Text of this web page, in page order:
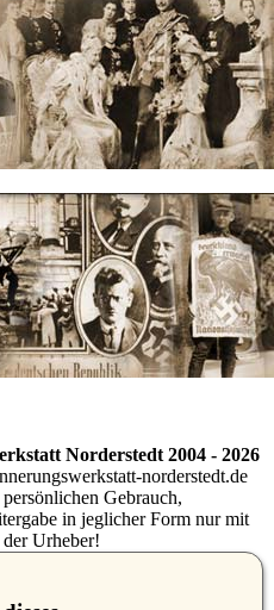
Norderstedt 2004 - 2026
norderstedt.de
Gebrauch,
in jeglicher Form nur mit
Urheber!